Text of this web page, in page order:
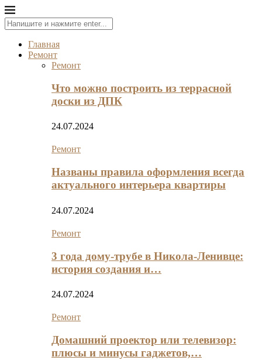
Главная
Ремонт
Ремонт
Что можно построить из террасной
доски из ДПК
24.07.2024
Ремонт
Названы правила оформления всегда
актуального интерьера квартиры
24.07.2024
Ремонт
3 года дому-трубе в Никола-Ленивце:
история создания и…
24.07.2024
Ремонт
Домашний проектор или телевизор:
плюсы и минусы гаджетов,…